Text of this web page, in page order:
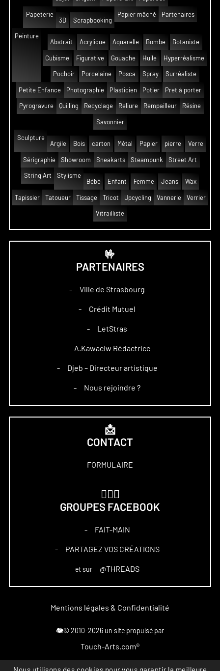
Papeterie
3D
Scrapbooking
Papier mâché Partenaires
Peinture
Abstrait
Acrylique Aquarelle Bombe Botaniste
Cubisme Figurative Gouache Huile Hyperréalisme
Pochoir Porcelaine Posca Spray Surréaliste
Petite Enfance Photographie Plasticien Potier Pret à porter
Pyrogravure Quilling Recyclage Reliure Rempailleur Résine
Savonnier
Sculpture
Argile
Bois carton Métal Papier pierre Verre
Sérigraphie Showroom Sneakarts Steampunk Street Art
String Art
Stylisme
Bébé
Enfant Femme Jeans Wax
Tapissier Tatoueur Tissage Tricot Upcycling Vannerie Verrier
Vitrailliste
🤟
PARTENAIRES
– Ville de Strasbourg
– Crédit Mutuel
– LetStras
– A.Kawaciw Rédactrice
– Djeb – Directeur artistique
– Nous rejoindre ?
📩
CONTACT
FORMULAIRE
GROUPES FACEBOOK
– FAIT-MAIN
– PARTAGEZ VOS CRÉATIONS
et sur @THREADS
Mentions légales & Confidentialité
🐘© 2010-2026 un site propulsé par
Touch-Arts.com®